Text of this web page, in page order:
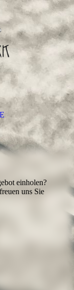
einholen?
uns Sie